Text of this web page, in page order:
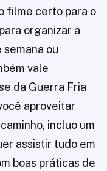
filme certo para o
organizar a
semana ou
vale
da Guerra Fria
aproveitar
incluo um
assistir tudo em
boas práticas de